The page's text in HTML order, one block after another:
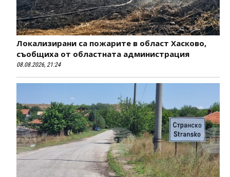
Локализирани са пожарите в област Хасково,
съобщиха от областната администрация
08.08.2026, 21:24